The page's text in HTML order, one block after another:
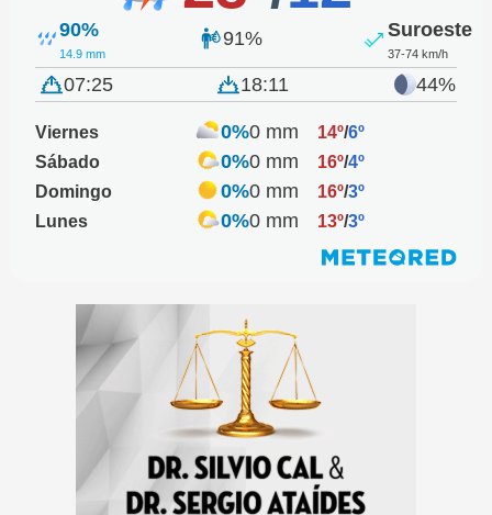
90%
14.9 mm
91% Suroeste
37-74 km/h
07:25 18:11 44%
Viernes 0%0 mm 14º/6º
Sábado
0%0 mm 16º/4º
Domingo
0%0 mm 16º/3º
Lunes
0%0 mm 13º/3º